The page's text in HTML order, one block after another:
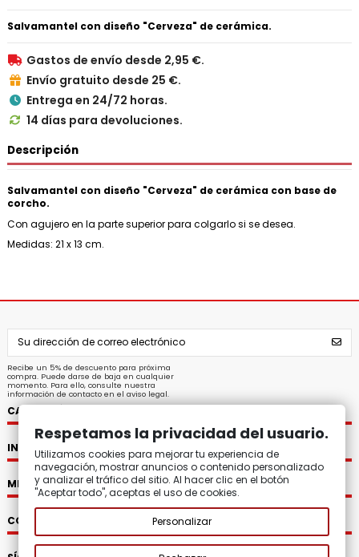
Salvamantel con diseño "Cerveza" de cerámica.
 Gastos de envío desde 2,95 €.
 Envío gratuito desde 25 €.
 Entrega en 24/72 horas.
 14 días para devoluciones.
Descripción
Salvamantel con diseño "Cerveza" de cerámica con base de
corcho.
Con agujero en la parte superior para colgarlo si se desea.
Medidas: 21 x 13 cm.
Recibe un 5% de descuento para próxima
compra. Puede darse de baja en cualquier
momento. Para ello, consulte nuestra
información de contacto en el aviso legal.
CATEGORÍAS
INFORMACIÓN
MI CUENTA
CONTACTO
Respetamos la privacidad del usuario.
Utilizamos cookies para mejorar tu experiencia de
navegación, mostrar anuncios o contenido personalizado
y analizar el tráfico del sitio. Al hacer clic en el botón
"Aceptar todo", aceptas el uso de cookies.
Personalizar